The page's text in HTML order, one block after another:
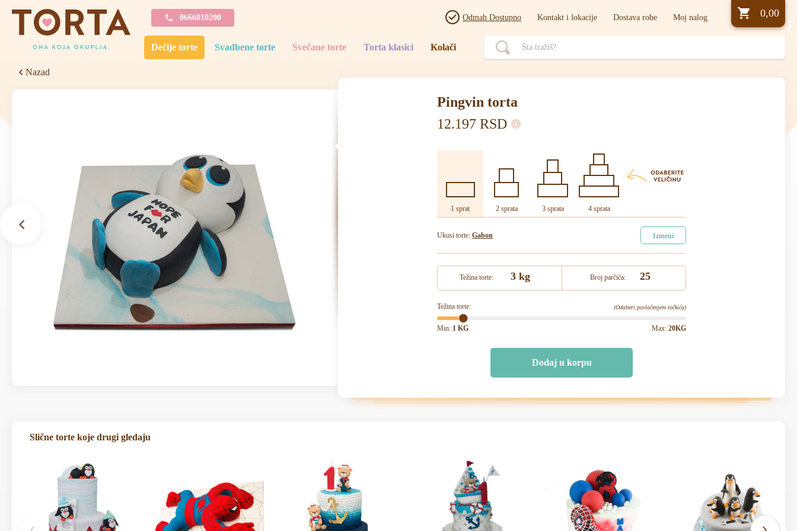
0666010200 Odmah Dostupno Kontakt i lokacije Dostava robe Moj nalog 0,00
Dečije torte Svadbene torte Svečane torte Torta klasici Kolači
Nazad
Pingvin torta
12.197 RSD
1 sprat 2 sprata 3 sprata 4 sprata
Ukusi torte: Gabon Izmeni
Težina torte: 3 kg Broj parčića: 25
Težina torte: (Odaberi povlačenjem točkića)
Min: 1 KG Max: 20KG
Dodaj u korpu
Slične torte koje drugi gledaju